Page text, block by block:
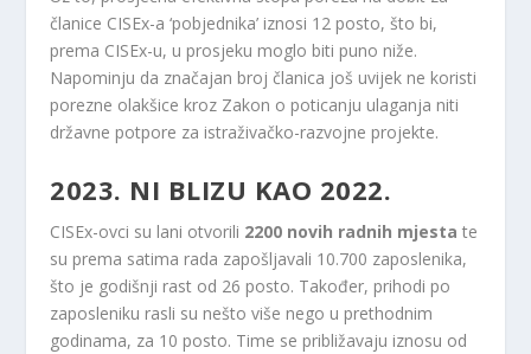
članice CISEx-a ‘pobjednika’ iznosi 12 posto, što bi,
prema CISEx-u, u prosjeku moglo biti puno niže.
Napominju da značajan broj članica još uvijek ne koristi
porezne olakšice kroz Zakon o poticanju ulaganja niti
državne potpore za istraživačko-razvojne projekte.
2023. NI BLIZU KAO 2022.
CISEx-ovci su lani otvorili 2200 novih radnih mjesta te
su prema satima rada zapošljavali 10.700 zaposlenika,
što je godišnji rast od 26 posto. Također, prihodi po
zaposleniku rasli su nešto više nego u prethodnim
godinama, za 10 posto. Time se približavaju iznosu od